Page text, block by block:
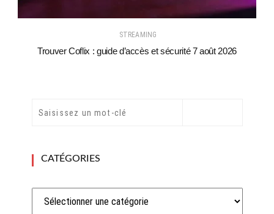
STREAMING
Trouver Coflix : guide d’accès et sécurité 7 août 2026
CATÉGORIES